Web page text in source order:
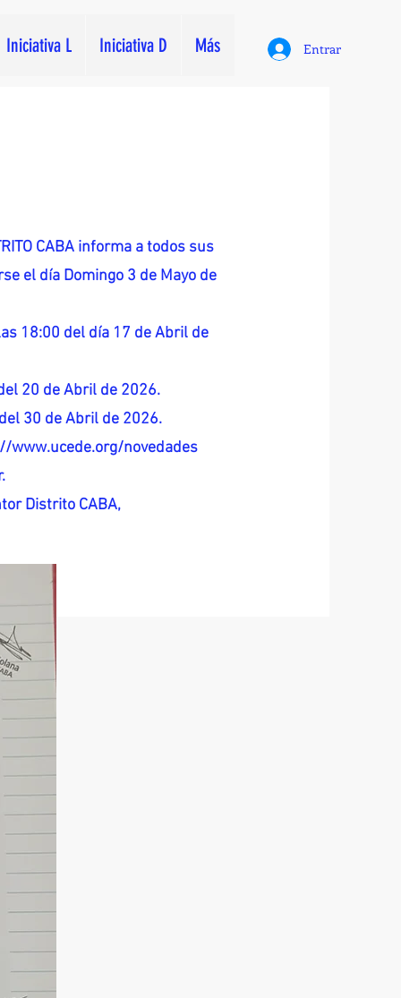
Iniciativa L Iniciativa D Más Entrar
CABA informa a todos sus
el día Domingo 3 de Mayo de
18:00 del día 17 de Abril de
20 de Abril de 2026.
30 de Abril de 2026.
www.ucede.org/novedades
Distrito CABA,